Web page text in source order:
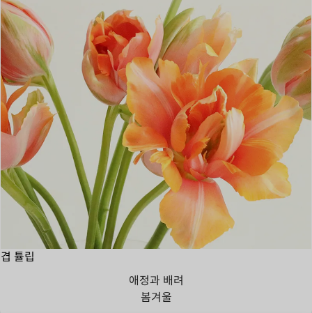
겹 튤립
애정과 배려
봄겨울